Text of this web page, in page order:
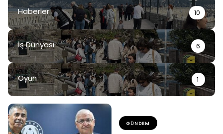
Haberler 10
İş Dünyası 6
Oyun 1
GÜNDEM